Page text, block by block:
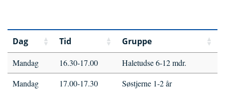
Dag Tid Gruppe
Mandag 16.30-17.00
Haletudse 6-12 mdr.
Mandag
17.00-17.30
Søstjerne 1-2 år